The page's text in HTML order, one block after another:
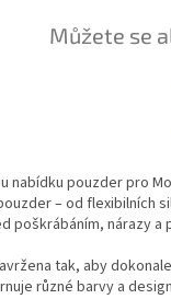
Můžete se
nabídku pouzder pro
– od
poškrábáním, nárazy a
tak, aby
různé barvy a